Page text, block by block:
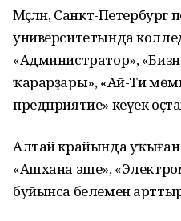
Мәҫәлән, Санкт-Петербург
университетында
«Администратор»,
ҡарарҙары», «Ай-Ти
предприятие» кеүек
Алтай крайында уҡыған
«Ашхана эше»,
буйынса белемен